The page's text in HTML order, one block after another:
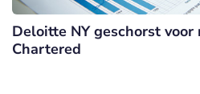
Deloitte NY geschorst
Chartered